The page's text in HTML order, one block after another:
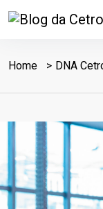
Home DNA